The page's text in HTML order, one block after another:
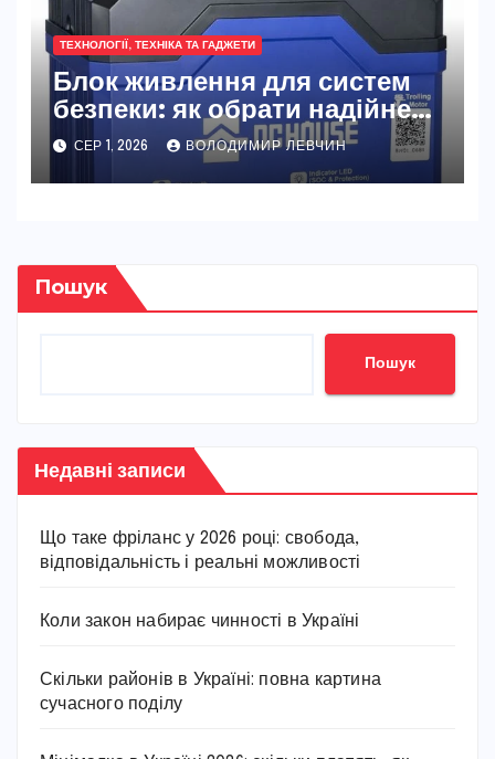
ТЕХНОЛОГІЇ, ТЕХНІКА ТА ГАДЖЕТИ
Блок живлення для систем
безпеки: як обрати надійне
джерело живлення
СЕР 1, 2026 ВОЛОДИМИР ЛЕВЧИН
Пошук
Пошук
Недавні записи
Що таке фріланс у 2026 році: свобода,
відповідальність і реальні можливості
Коли закон набирає чинності в Україні
Скільки районів в Україні: повна картина
сучасного поділу